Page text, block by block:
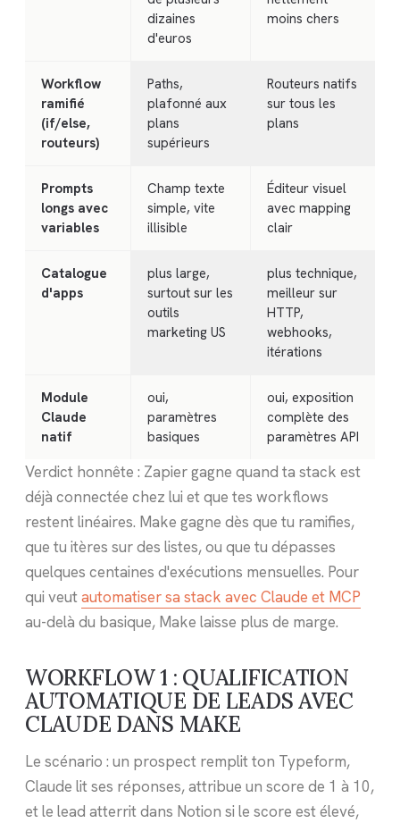
dizaines
d'euros
moins chers
Workflow
ramifié
(if/else,
routeurs)
Paths,
plafonné aux
plans
supérieurs
Routeurs natifs
sur tous les
plans
Prompts
longs avec
variables
Champ texte
simple, vite
illisible
Éditeur visuel
avec mapping
clair
Catalogue
d'apps
plus large,
surtout sur les
outils
marketing US
plus technique,
meilleur sur
HTTP,
webhooks,
itérations
Module
Claude
natif
oui,
paramètres
basiques
oui, exposition
complète des
paramètres API
Verdict honnête : Zapier gagne quand ta stack est
déjà connectée chez lui et que tes workflows
restent linéaires. Make gagne dès que tu ramifies,
que tu itères sur des listes, ou que tu dépasses
quelques centaines d'exécutions mensuelles. Pour
qui veutautomatiser sa stack avec Claude et MCP
au-delà du basique, Make laisse plus de marge.
WORKFLOW 1 : QUALIFICATION
AUTOMATIQUE DE LEADS AVEC
CLAUDE DANS MAKE
Le scénario : un prospect remplit ton Typeform,
Claude lit ses réponses, attribue un score de 1 à 10,
et le lead atterrit dans Notion si le score est élevé,